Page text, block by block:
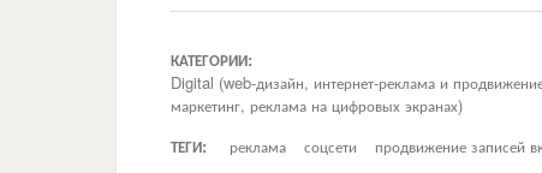
КАТЕГОРИИ:
Digital (web-дизайн, интернет-реклама и
маркетинг, реклама на цифровых экранах)
ТЕГИ:
реклама соцсети продвижение записей